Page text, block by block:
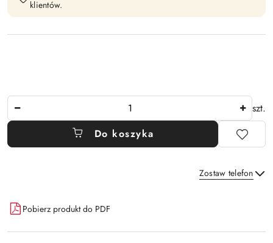
klientów.
szt.
Do koszyka
Zostaw telefon
Dostępność
i
dostawa
Pobierz produkt do PDF